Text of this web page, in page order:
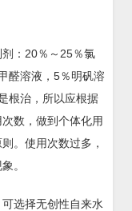
剂：20％～25％氯
醛溶液，5％明矾溶
根治，所以应根据
数，做到个体化用
。使用次数过多，
。
选择无创性自来水